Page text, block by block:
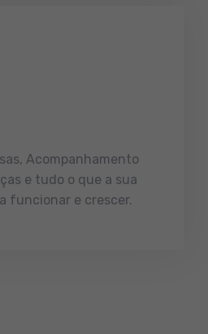
Acompanhamento
e tudo o que a sua
funcionar e crescer.